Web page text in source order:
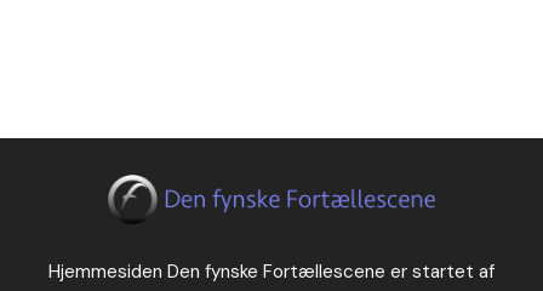
Hjemmesiden Den fynske Fortællescene er startet af